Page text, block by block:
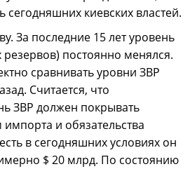
киевских властей.
За последние 15 лет уровень
постоянно менялся.
сравнивать уровни ЗВР
Считается, что
ЗВР должен покрывать
и обязательства
в сегодняшних условиях он
$ 20 млрд. По состоянию